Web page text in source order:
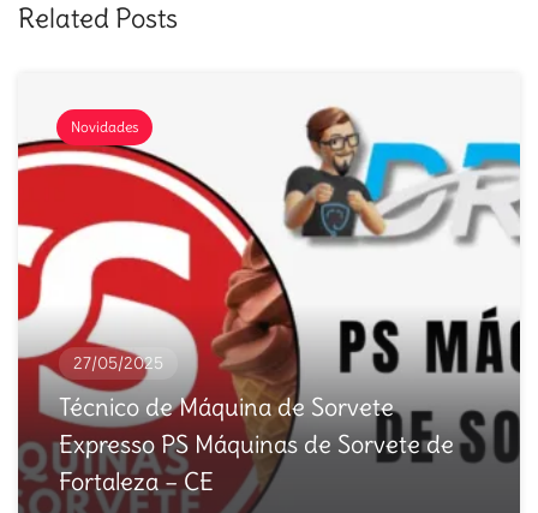
Related Posts
Novidades
27/05/2025
Técnico de Máquina de Sorvete
Expresso PS Máquinas de Sorvete de
Fortaleza – CE